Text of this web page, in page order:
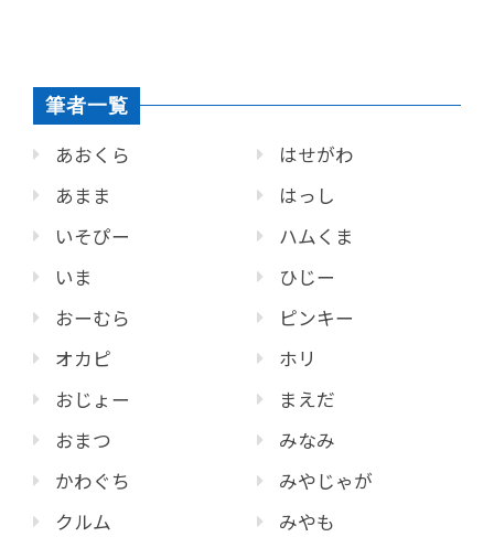
筆者一覧
あおくら
あまま
いそぴー
いま
おーむら
オカピ
おじょー
おまつ
かわぐち
クルム
はせがわ
はっし
ハムくま
ひじー
ピンキー
ホリ
まえだ
みなみ
みやじゃが
みやも